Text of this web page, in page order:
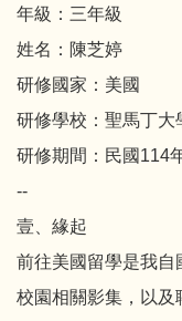
年級：三年級
姓名：陳芝婷
研修國家：美國
研修學校：聖馬丁大
研修期間：民國114
--
壹、緣起
前往美國留學是我自
校園相關影集，以及